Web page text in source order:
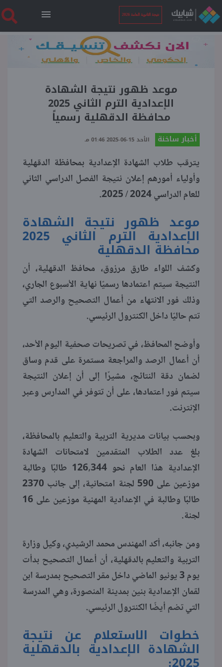
نتيجة الثانوية العامة 2026
الرئيسية
نتيجة الثانوية العامة 2026
أخبار ساخنة
بوابة الطلبة
منوعات
موعد ظهور نتيجة الشهادة
الإعدادية الترم الثاني 2025
محافظة الدقهلية رسمياً
أخبار ساخنة الأحد 15-06-2025 01:46 مـ
يترقب طلاب الشهادة الإعدادية بمحافظة الدقهلية
وأولياء أمورهم إعلان نتيجة الفصل الدراسي الثاني
للعام الدراسي 2024 / 2025.
موعد ظهور نتيجة الشهادة
الإعدادية الترم الثاني 2025
محافظة الدقهلية
وكشف اللواء طارق مرزوق، محافظ الدقهلية، أن
النتيجة سيتم اعتمادها رسميًا نهاية الأسبوع الجاري،
وذلك فور الانتهاء من أعمال التصحيح والرصد التي
تتم حاليًا داخل الكنترول الرئيسي.
وأوضح المحافظ، في تصريحات صحفية اليوم الأحد،
أن أعمال الرصد والمراجعة مستمرة على قدم وساق
لضمان دقة النتائج، مشيرًا إلى أن إعلان النتيجة
سيتم فور اعتمادها، على أن تتوفر في المدارس وعبر
الإنترنت.
وبحسب بيانات مديرية التربية والتعليم بالمحافظة،
بلغ عدد الطلاب المتقدمين لامتحانات الشهادة
الإعدادية هذا العام نحو 126,344 طالبًا وطالبة
موزعين على 590 لجنة امتحانية، إلى جانب 2370
طالبًا وطالبة في الإعدادية المهنية موزعين على 16
لجنة.
ومن جانبه، أكد المهندس محمد الرشيدي، وكيل وزارة
التربية والتعليم بالدقهلية، أن أعمال التصحيح بدأت
يوم 3 يونيو الماضي داخل مقر التصحيح بمدرسة ابن
لقمان الإعدادية بنين بمدينة المنصورة، وهي المدرسة
التي تضم أيضًا الكنترول الرئيسي.
خطوات الاستعلام عن نتيجة
الشهادة الإعدادية بالدقهلية